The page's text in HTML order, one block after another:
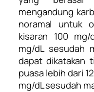
mengandung
noramal untuk
kisaran 100
mg/dL sesudah
dapat dikatakan
puasa lebih dari
mg/dL sesudah